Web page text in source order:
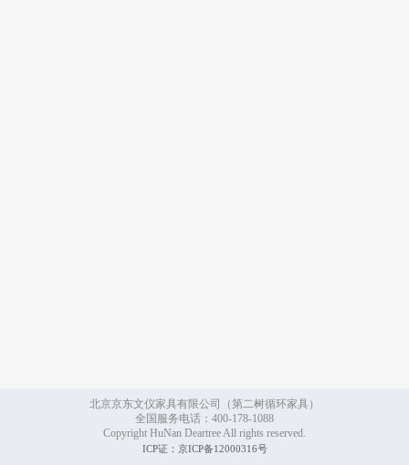
北京京东文仪家具有限公司（第二树循环家具）
全国服务电话：400-178-1088
Copyright HuNan Deartree All rights reserved.
ICP证：京ICP备12000316号